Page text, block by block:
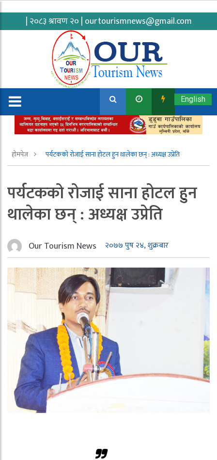
| २०८३ श्रावण २० | ourtourismnews@gmail.com
English
होमपेज पर्यटकको रोजाई साना होटल हुन थालेका छन् : अध्यक्ष उप्रेति
पर्यटकको रोजाई साना होटल हुन
थालेका छन् : अध्यक्ष उप्रेति
Our Tourism News २०७७ पुष २४, शुक्रबार